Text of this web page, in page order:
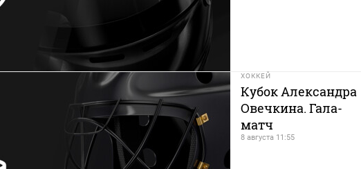
ХОККЕЙ
Кубок Александра
Овечкина. Гала-
матч
8 августа 11:55